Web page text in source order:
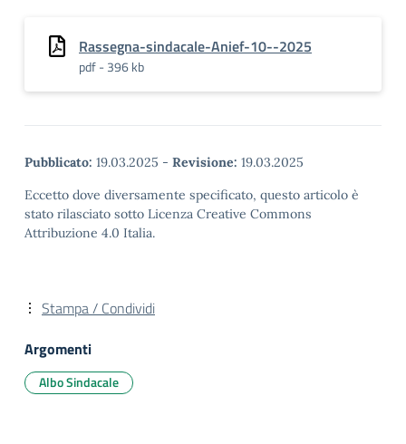
Rassegna-sindacale-Anief-10--2025
pdf - 396 kb
Pubblicato: 19.03.2025 - Revisione: 19.03.2025
Eccetto dove diversamente specificato, questo articolo è
stato rilasciato sotto Licenza Creative Commons
Attribuzione 4.0 Italia.
Stampa / Condividi
Argomenti
Albo Sindacale